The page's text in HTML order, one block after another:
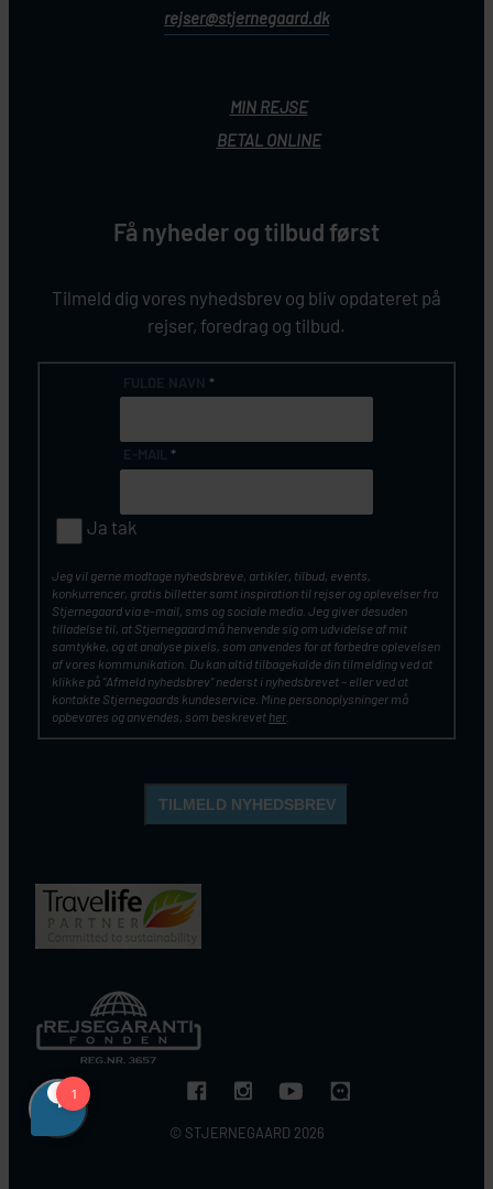
© STJERNEGAARD 2026
rejser@stjernegaard.dk
MIN REJSE
BETAL ONLINE
Få nyheder og tilbud først
Tilmeld dig vores nyhedsbrev og bliv opdateret på
rejser, foredrag og tilbud.
*
*
Ja tak
Jeg vil gerne modtage nyhedsbreve, artikler, tilbud, events,
konkurrencer, gratis billetter samt inspiration til rejser og oplevelser fra
Stjernegaard via e-mail, sms og sociale media. Jeg giver desuden
tilladelse til, at Stjernegaard må henvende sig om udvidelse af mit
samtykke, og at analyse pixels, som anvendes for at forbedre oplevelsen
af vores kommunikation. Du kan altid tilbagekalde din tilmelding ved at
klikke på ”Afmeld nyhedsbrev” nederst i nyhedsbrevet – eller ved at
kontakte Stjernegaards kundeservice. Mine personoplysninger må
opbevares og anvendes, som beskrevet her